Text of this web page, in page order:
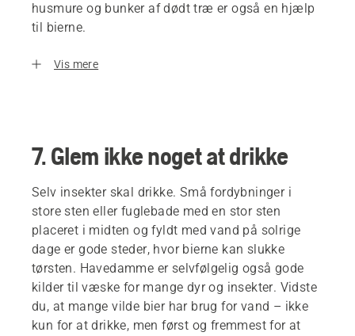
husmure og bunker af dødt træ er også en hjælp
til bierne.
Vis mere
7. Glem ikke noget at drikke
Selv insekter skal drikke. Små fordybninger i
store sten eller fuglebade med en stor sten
placeret i midten og fyldt med vand på solrige
dage er gode steder, hvor bierne kan slukke
tørsten. Havedamme er selvfølgelig også gode
kilder til væske for mange dyr og insekter. Vidste
du, at mange vilde bier har brug for vand – ikke
kun for at drikke, men først og fremmest for at